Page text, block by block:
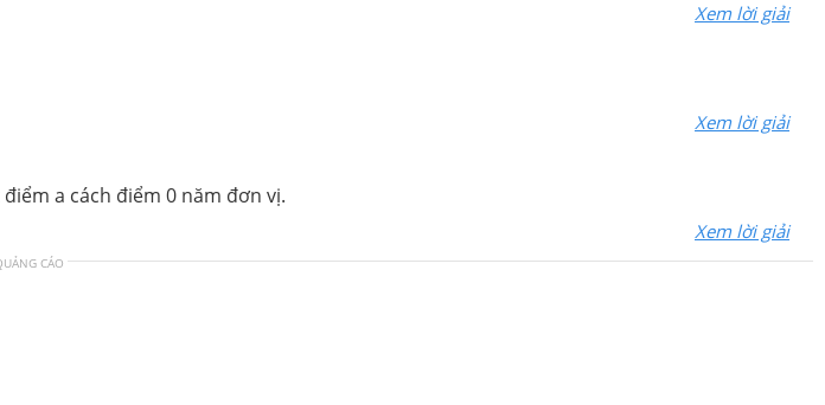
Xem lời giải
Xem lời giải
a cách điểm 0 năm đơn vị.
Xem lời giải
CÁO